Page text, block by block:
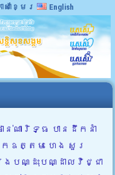
ាសាខ្មែរ English
ណារិទ្ធ បានដឹកនាំ
ត្តម ហេង សួរ
បណ្ដុះបណ្ដាលវិជ្ជា